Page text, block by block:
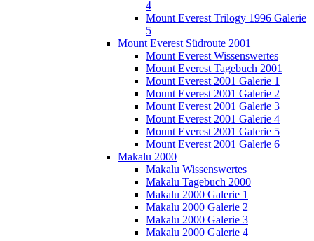
4
Mount Everest Trilogy 1996 Galerie
5
Mount Everest Südroute 2001
Mount Everest Wissenswertes
Mount Everest Tagebuch 2001
Mount Everest 2001 Galerie 1
Mount Everest 2001 Galerie 2
Mount Everest 2001 Galerie 3
Mount Everest 2001 Galerie 4
Mount Everest 2001 Galerie 5
Mount Everest 2001 Galerie 6
Makalu 2000
Makalu Wissenswertes
Makalu Tagebuch 2000
Makalu 2000 Galerie 1
Makalu 2000 Galerie 2
Makalu 2000 Galerie 3
Makalu 2000 Galerie 4